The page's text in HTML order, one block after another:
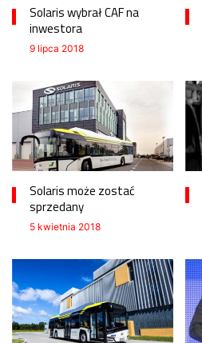
Solaris wybrał CAF na
inwestora
9 lipca 2018
Solaris może zostać
sprzedany
5 kwietnia 2018